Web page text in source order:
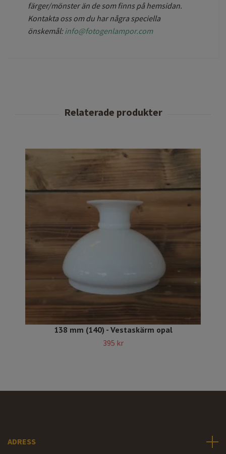
färger/mönster än de som finns på hemsidan.
Kontakta oss om du har några speciella
önskemål:info@fotogenlampor.com
138 mm (140) - Vestaskärm opal
395 kr
ADRESS